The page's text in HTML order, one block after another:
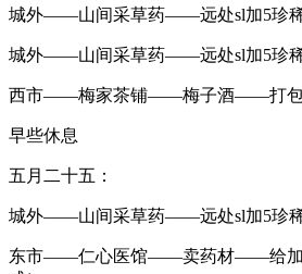
城外——山间采草药——远处sl加5珍
城外——山间采草药——远处sl加5珍
西市——梅家茶铺——梅子酒——打包/
早些休息
五月二十五：
城外——山间采草药——远处sl加5珍
东市——仁心医馆——卖药材——给加